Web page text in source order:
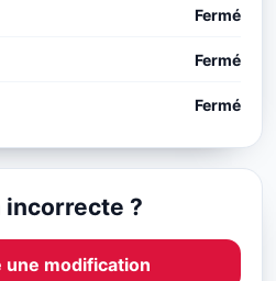
Fermé
Fermé
Fermé
incorrecte ?
une modification